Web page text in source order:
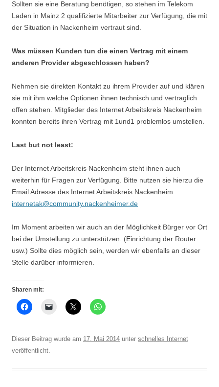
Sollten sie eine Beratung benötigen, so stehen im Telekom
Laden in Mainz 2 qualifizierte Mitarbeiter zur Verfügung, die mit
der Situation in Nackenheim vertraut sind.
Was müssen Kunden tun die einen Vertrag mit einem
anderen Provider abgeschlossen haben?
Nehmen sie direkten Kontakt zu ihrem Provider auf und klären
sie mit ihm welche Optionen ihnen technisch und vertraglich
offen stehen. Mitglieder des Internet Arbeitskreis Nackenheim
konnten bereits ihren Vertrag mit 1und1 problemlos umstellen.
Last but not least:
Der Internet Arbeitskreis Nackenheim steht ihnen auch
weiterhin für Fragen zur Verfügung. Bitte nutzen sie hierzu die
Email Adresse des Internet Arbeitskreis Nackenheim
internetak@community.nackenheimer.de
Im Moment arbeiten wir auch an der Möglichkeit Bürger vor Ort
bei der Umstellung zu unterstützen. (Einrichtung der Router
usw.) Sollte dies möglich sein, werden wir ebenfalls an dieser
Stelle darüber informieren.
Sharen mit:
Dieser Beitrag wurde am 17. Mai 2014 unter schnelles Internet
veröffentlicht.